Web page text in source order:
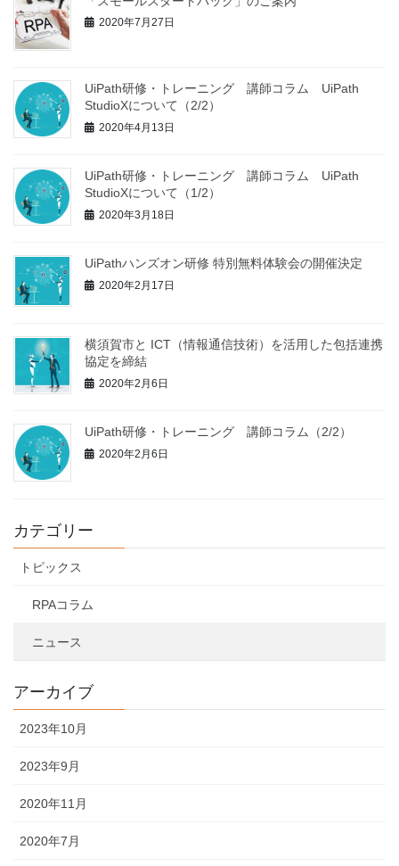
2020年7月27日
UiPath研修・トレーニング 講師コラム UiPath
StudioXについて（2/2）
2020年4月13日
UiPath研修・トレーニング 講師コラム UiPath
StudioXについて（1/2）
2020年3月18日
UiPathハンズオン研修 特別無料体験会の開催決定
2020年2月17日
横須賀市と ICT（情報通信技術）を活⽤した包括連携
協定を締結
2020年2月6日
UiPath研修・トレーニング 講師コラム（2/2）
2020年2月6日
カテゴリー
トピックス
RPAコラム
ニュース
アーカイブ
2023年10月
2023年9月
2020年11月
2020年7月